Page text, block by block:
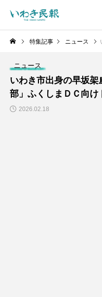
特集記事 ニュース
ニュース
いわき市出身の早坂
部」ふくしまＤＣ向け
2026.02.18